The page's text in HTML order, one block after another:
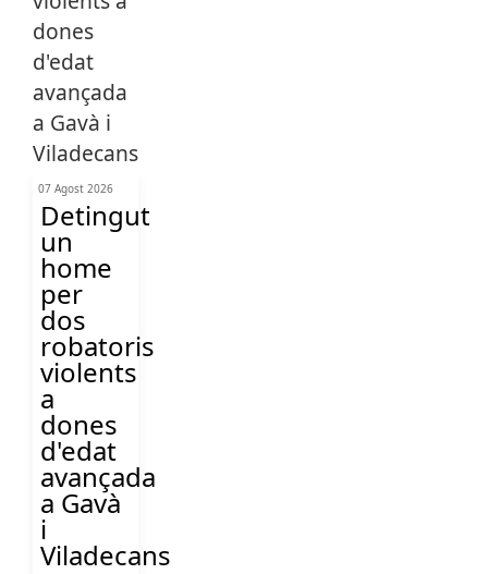
07 Agost 2026
Detingut
un
home
per
dos
robatoris
violents
a
dones
d'edat
avançada
a Gavà
i
Viladecans